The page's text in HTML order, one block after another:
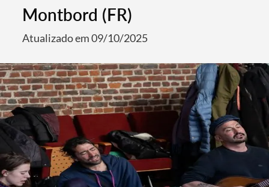
Montbord (FR)
Atualizado em 09/10/2025